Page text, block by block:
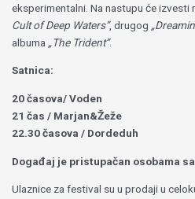
eksperimentalni. Na nastupu će izvesti
Cult of Deep Waters”, drugog
albuma „The Trident”.
Satnica:
20 časova/ Voden
21 čas / Marjan&Žeže
22.30 časova / Dordeduh
Događaj je pristupačan osobama
Ulaznice za festival su u prodaji u